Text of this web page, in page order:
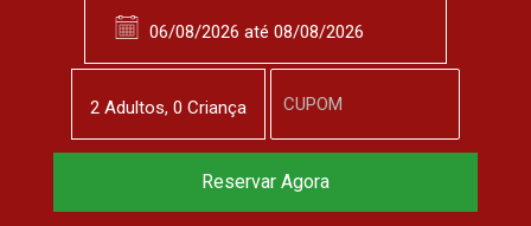
2 Adultos, 0 Criança
Reservar Agora